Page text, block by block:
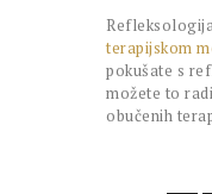
terapijskom
pokušate s
možete to
obučenih